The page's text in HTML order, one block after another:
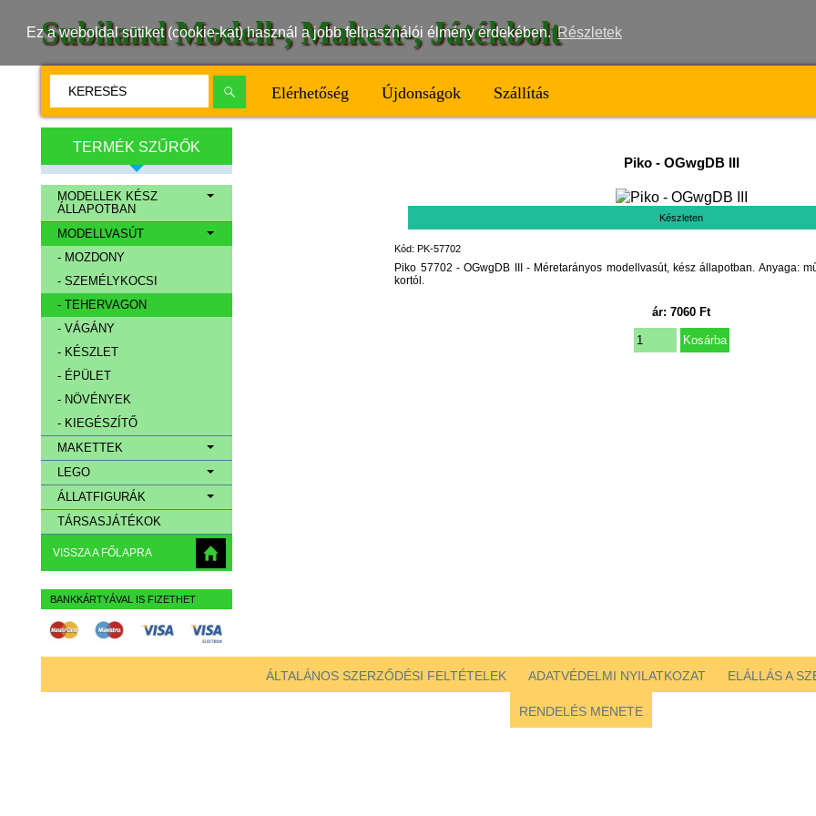
Ez a weboldal sütiket (cookie-kat) használ a jobb felhasználói élmény érdekében. Részletek
Subiland Modell-, Makett-, Játékbolt
Elérhetőség Újdonságok Szállítás
TERMÉK SZŰRŐK
MODELLEK KÉSZ
ÁLLAPOTBAN
MODELLVASÚT
- MOZDONY
- SZEMÉLYKOCSI
- TEHERVAGON
- VÁGÁNY
- KÉSZLET
- ÉPÜLET
- NÖVÉNYEK
- KIEGÉSZÍTŐ
MAKETTEK
LEGO
ÁLLATFIGURÁK
TÁRSASJÁTÉKOK
VISSZA A FŐLAPRA
BANKKÁRTYÁVAL IS FIZETHET
Piko- OGwgDB III
Készleten
Kód: PK-57702
Piko 57702 - OGwgDB III - Méretarányos modellvasút, kész állapotban. Anyaga:
kortól.
ár:7060 Ft
ÁLTALÁNOS SZERZŐDÉSI FELTÉTELEK ADATVÉDELMI NYILATKOZAT ELÁLLÁS A
RENDELÉS MENETE